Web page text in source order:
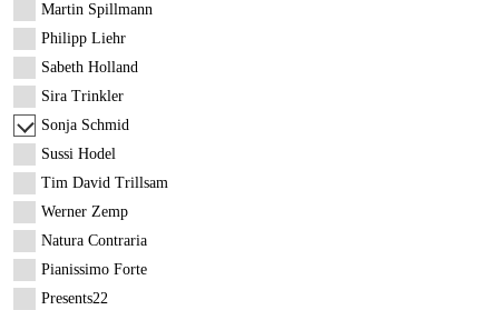
Martin Spillmann
Philipp Liehr
Sabeth Holland
Sira Trinkler
Sonja Schmid
Sussi Hodel
Tim David Trillsam
Werner Zemp
Natura Contraria
Pianissimo Forte
Presents22